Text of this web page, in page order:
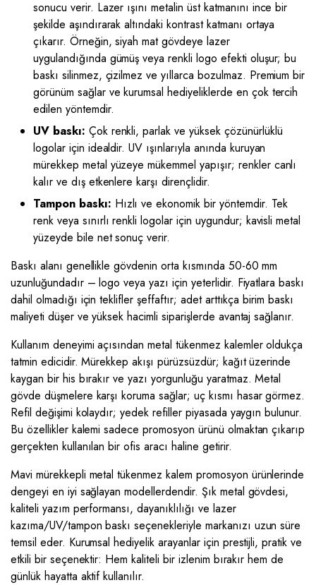
sonucu verir. Lazer ışını metalin üst katmanını ince bir
şekilde aşındırarak altındaki kontrast katmanı ortaya
çıkarır. Örneğin, siyah mat gövdeye lazer
uygulandığında gümüş veya renkli logo efekti oluşur; bu
baskı silinmez, çizilmez ve yıllarca bozulmaz. Premium bir
görünüm sağlar ve kurumsal hediyeliklerde en çok tercih
edilen yöntemdir.
UV baskı: Çok renkli, parlak ve yüksek çözünürlüklü
logolar için idealdir. UV ışınlarıyla anında kuruyan
mürekkep metal yüzeye mükemmel yapışır; renkler canlı
kalır ve dış etkenlere karşı dirençlidir.
Tampon baskı: Hızlı ve ekonomik bir yöntemdir. Tek
renk veya sınırlı renkli logolar için uygundur; kavisli metal
yüzeyde bile net sonuç verir.
Baskı alanı genellikle gövdenin orta kısmında 50-60 mm
uzunluğundadır – logo veya yazı için yeterlidir. Fiyatlara baskı
dahil olmadığı için teklifler şeffaftır; adet arttıkça birim baskı
maliyeti düşer ve yüksek hacimli siparişlerde avantaj sağlanır.
Kullanım deneyimi açısından metal tükenmez kalemler oldukça
tatmin edicidir. Mürekkep akışı pürüzsüzdür; kağıt üzerinde
kaygan bir his bırakır ve yazı yorgunluğu yaratmaz. Metal
gövde düşmelere karşı koruma sağlar; uç kısmı hasar görmez.
Refil değişimi kolaydır; yedek refiller piyasada yaygın bulunur.
Bu özellikler kalemi sadece promosyon ürünü olmaktan çıkarıp
gerçekten kullanılan bir ofis aracı haline getirir.
Mavi mürekkepli metal tükenmez kalem promosyon ürünlerinde
dengeyi en iyi sağlayan modellerdendir. Şık metal gövdesi,
kaliteli yazım performansı, dayanıklılığı ve lazer
kazıma/UV/tampon baskı seçenekleriyle markanızı uzun süre
temsil eder. Kurumsal hediyelik arayanlar için prestijli, pratik ve
etkili bir seçenektir: Hem kaliteli bir izlenim bırakır hem de
günlük hayatta aktif kullanılır.